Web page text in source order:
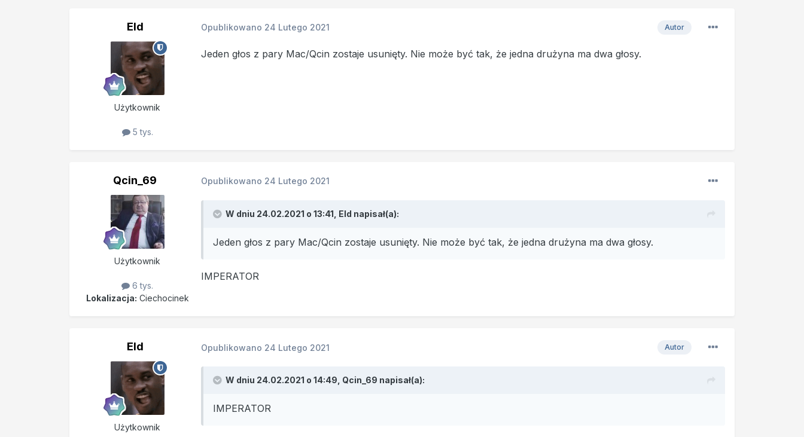
Eld
Użytkownik
5 tys.
Autor
Opublikowano 24 Lutego 2021
Jeden głos z pary Mac/Qcin zostaje usunięty. Nie może być tak, że jedna drużyna ma dwa głosy.
Qcin_69
Użytkownik
6 tys.
Lokalizacja: Ciechocinek
Opublikowano 24 Lutego 2021
W dniu 24.02.2021 o 13:41, Eld napisał(a):
Jeden głos z pary Mac/Qcin zostaje usunięty. Nie może być tak, że jedna drużyna ma dwa głosy.
IMPERATOR
Eld
Użytkownik
Autor
Opublikowano 24 Lutego 2021
W dniu 24.02.2021 o 14:49, Qcin_69 napisał(a):
IMPERATOR